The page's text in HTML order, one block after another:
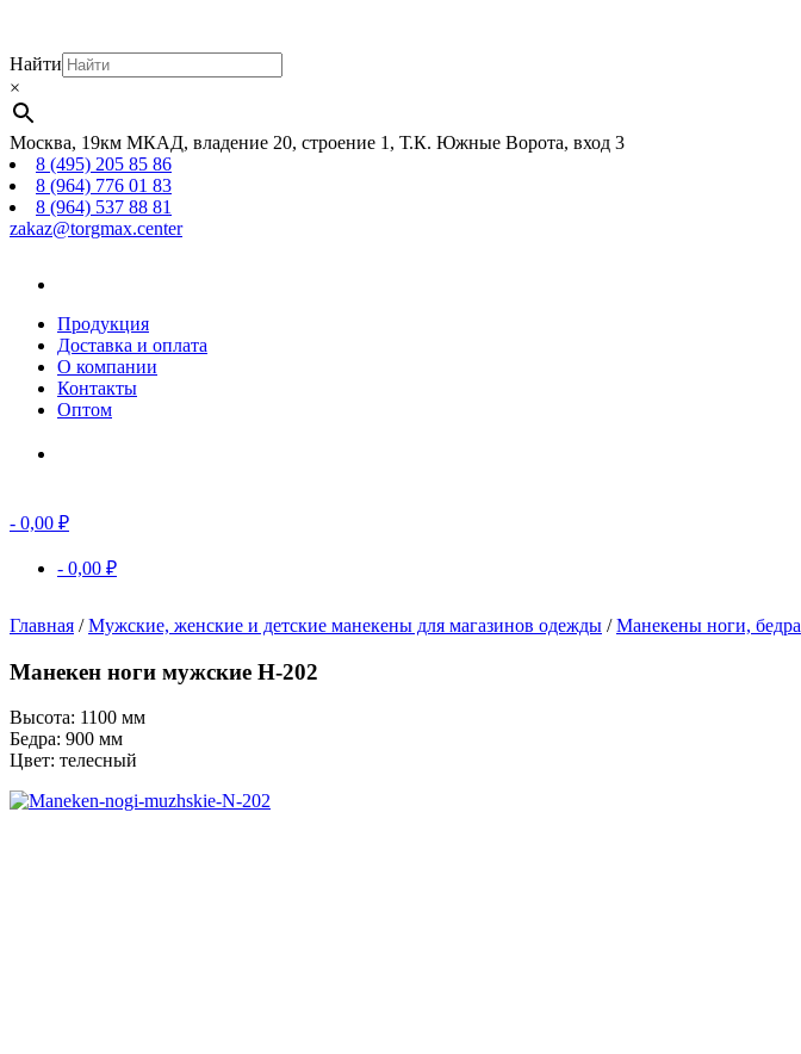
Найти
×
Москва, 19км МКАД, владение 20, строение 1, Т.К. Южные Ворота, вход 3
8 (495) 205 85 86
8 (964) 776 01 83
8 (964) 537 88 81
zakaz@torgmax.center
Продукция
Доставка и оплата
О компании
Контакты
Оптом
- 0,00 ₽
- 0,00 ₽
Главная /Мужские, женские и детские манекены для магазинов одежды /Манекены ноги, бедра
Манекен ноги мужские Н-202
Высота: 1100 мм
Бедра: 900 мм
Цвет: телесный